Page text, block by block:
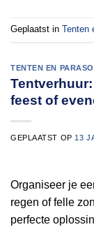
Geplaatst in Tenten
TENTEN EN
feest of
GEPLAATST OP 13
Organiseer je
regen of felle
perfecte